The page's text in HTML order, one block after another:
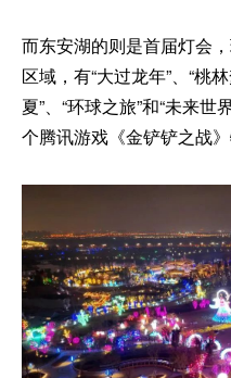
而东安湖的则是首届灯会
区域，有“大过龙年”、“桃
夏”、“环球之旅”和“未来
个腾讯游戏《金铲铲之战》